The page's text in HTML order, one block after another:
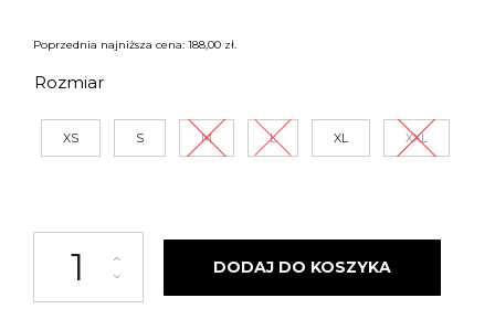
cena
250,00 zł.188,00
Poprzednia najniższa cena: 188,00 zł.
Rozmiar
XS S M L XL XXL
ilość BLUZA Z KAPTUREM STREET AUTONOMY FUCK BLACK 2026
DODAJ DO KOSZYKA